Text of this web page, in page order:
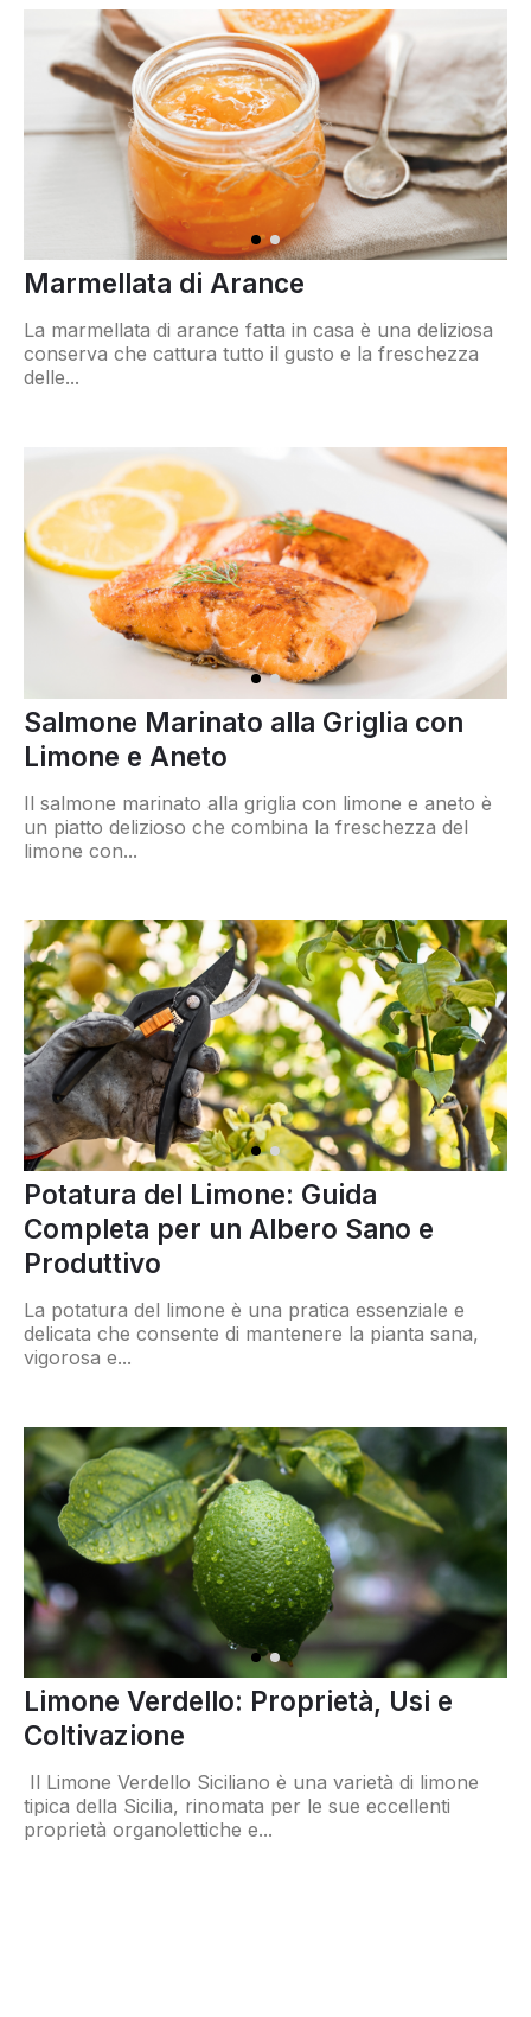
Marmellata di Arance
La marmellata di arance fatta in casa è una deliziosa
conserva che cattura tutto il gusto e la freschezza
delle...
Salmone Marinato alla Griglia con
Limone e Aneto
Il salmone marinato alla griglia con limone e aneto è
un piatto delizioso che combina la freschezza del
limone con...
Potatura del Limone: Guida
Completa per un Albero Sano e
Produttivo
La potatura del limone è una pratica essenziale e
delicata che consente di mantenere la pianta sana,
vigorosa e...
Limone Verdello: Proprietà, Usi e
Coltivazione
Il Limone Verdello Siciliano è una varietà di limone
tipica della Sicilia, rinomata per le sue eccellenti
proprietà organolettiche e...